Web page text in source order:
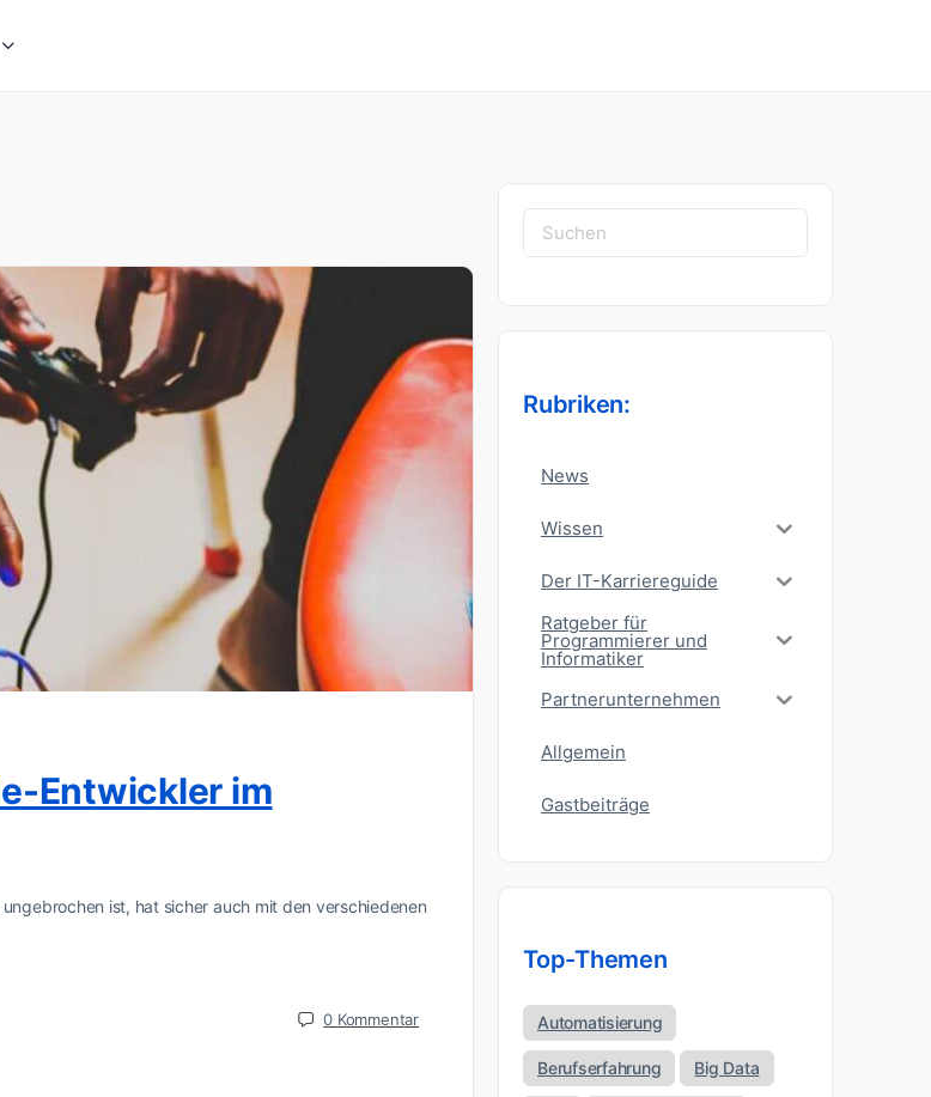
Entwickler im
ist, hat sicher auch mit den verschiedenen
0 Kommentar
Suchen
nach:
Rubriken:
News
Wissen
Der IT-Karriereguide
Ratgeber für
Programmierer und
Informatiker
Partnerunternehmen
Allgemein
Gastbeiträge
Top-Themen
Automatisierung
Berufserfahrung Big Data